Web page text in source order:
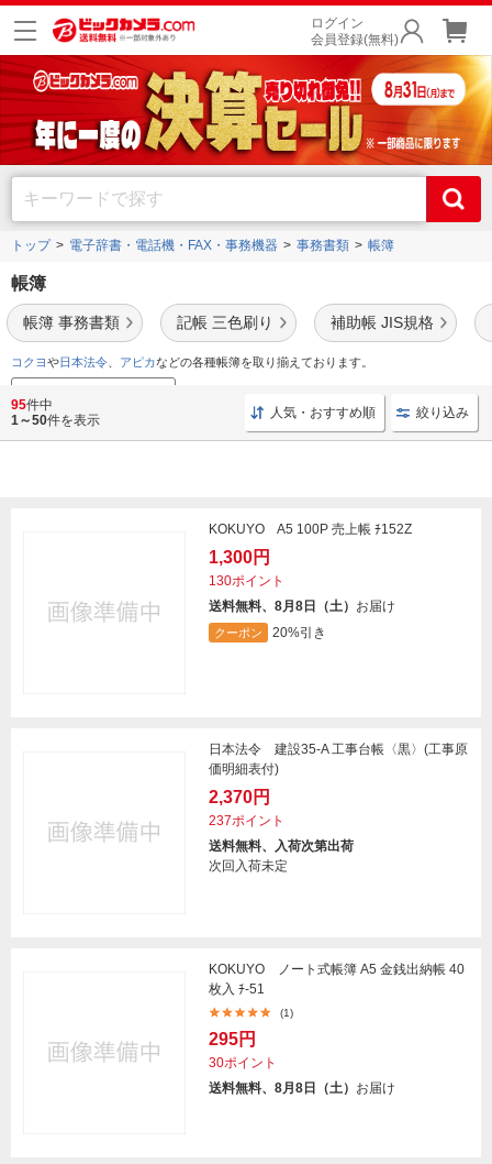
ログイン
会員登録(無料)
トップ 電子辞書・電話機・FAX・事務機器 事務書類 帳簿
帳簿
帳簿 事務書類 記帳 三色刷り 補助帳 JIS規格
コクヨや日本法令 アピカなどの各種帳簿を取り揃えております。
事務用品売れ筋ランキング
95件中
1～50件を表示 人気・おすすめ順 絞り込み
KOKUYO A5 100P 売上帳 ﾁ152Z
1,300円
130ポイント
送料無料、8月8日（土） お届け
クーポン 20%引き
日本法令 建設35-A 工事台帳〈黒〉(工事原
価明細表付)
2,370円
237ポイント
送料無料、入荷次第出荷
次回入荷未定
KOKUYO ノート式帳簿 A5 金銭出納帳 40
枚入 ﾁ-51
(1)
295円
30ポイント
送料無料、8月8日（土） お届け